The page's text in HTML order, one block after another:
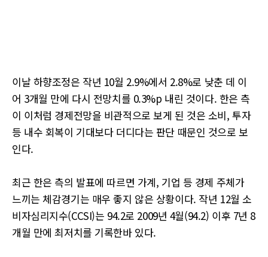
이날 하향조정은 작년 10월 2.9%에서 2.8%로 낮춘 데 이
어 3개월 만에 다시 전망치를 0.3%p 내린 것이다. 한은 측
이 이처럼 경제전망을 비관적으로 보게 된 것은 소비, 투자
등 내수 회복이 기대보다 더디다는 판단 때문인 것으로 보
인다.
최근 한은 측의 발표에 따르면 가계, 기업 등 경제 주체가
느끼는 체감경기는 매우 좋지 않은 상황이다. 작년 12월 소
비자심리지수(CCSI)는 94.2로 2009년 4월(94.2) 이후 7년 8
개월 만에 최저치를 기록한바 있다.